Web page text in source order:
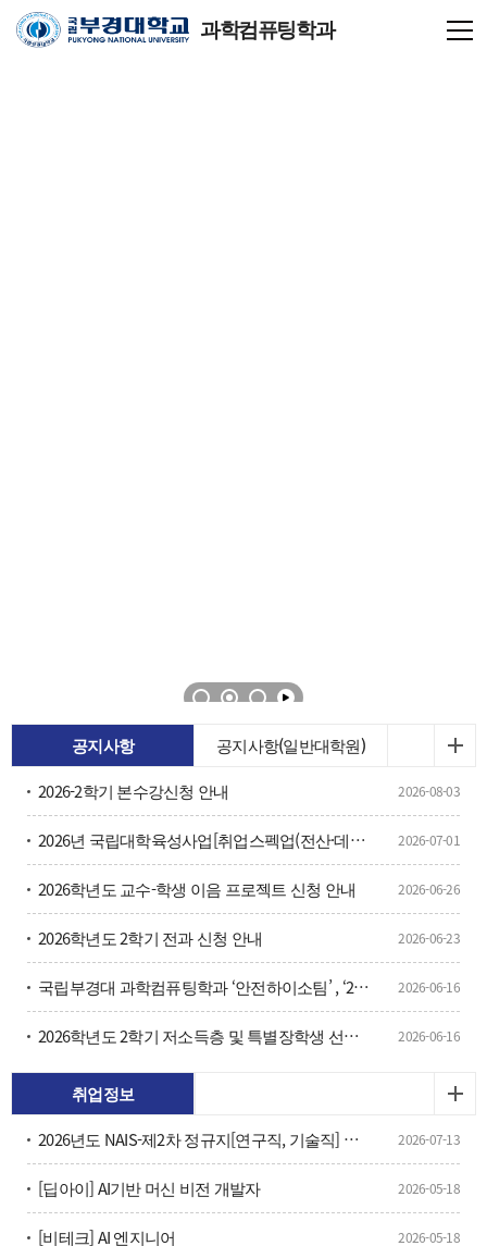
과학컴퓨팅학과
공지사항
공지사항(일반대학원)
2026-2학기 본수강신청 안내
2026-08-03
2026년 국립대학육성사업[취업스펙업(전산·데이터)Ⅰ] 참여자 모집 홍보 2026-07-01
2026학년도 교수-학생 이음 프로젝트 신청 안내 2026-06-26
2026학년도 2학기 전과 신청 안내 2026-06-23
국립부경대 과학컴퓨팅학과 ‘안전하이소팀’ , ‘2026 데이터 오픈랩 Datory Lab 펠로우십’ 선정 2026-06-16
2026학년도 2학기 저소득층 및 특별장학생 선발 계획 안내 및 재학생 대상 장학생 추천 2026-06-16
취업정보
2026년도 NAIS-제2차 정규지[연구직, 기술직] 채용 공고
2026-07-13
[딥아이] AI기반 머신 비전 개발자 2026-05-18
[비테크] AI 엔지니어 2026-05-18